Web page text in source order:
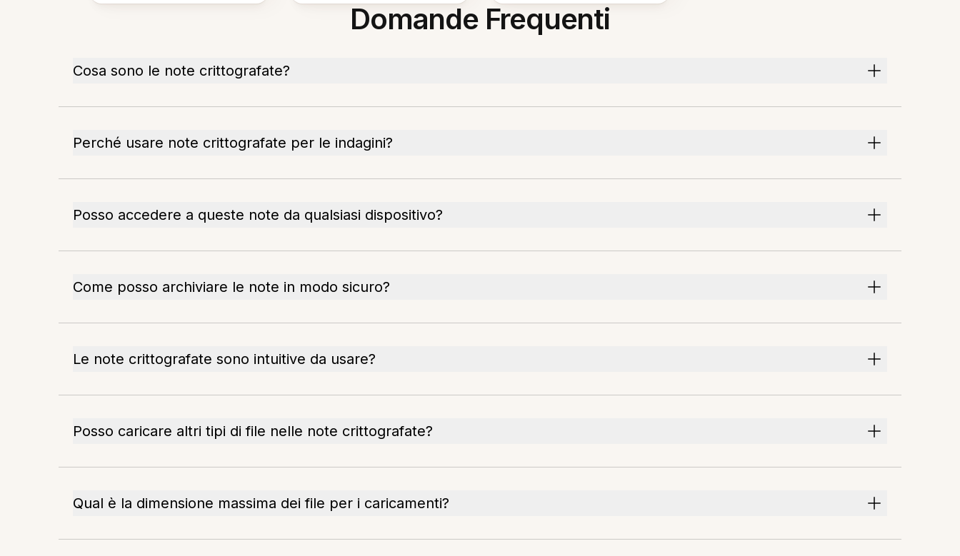
Domande Frequenti
Cosa sono le note crittografate?
Perché usare note crittografate per le indagini?
Posso accedere a queste note da qualsiasi dispositivo?
Come posso archiviare le note in modo sicuro?
Le note crittografate sono intuitive da usare?
Posso caricare altri tipi di file nelle note crittografate?
Qual è la dimensione massima dei file per i caricamenti?